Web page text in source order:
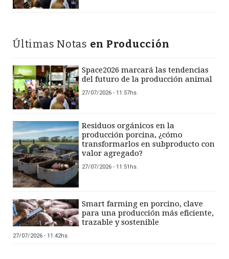
Últimas Notas en Producción
Space2026 marcará las tendencias
del futuro de la producción animal
27/07/2026 - 11:57hs.
Residuos orgánicos en la
producción porcina, ¿cómo
transformarlos en subproducto con
valor agregado?
27/07/2026 - 11:51hs.
Smart farming en porcino, clave
para una producción más eficiente,
trazable y sostenible
27/07/2026 - 11:42hs.